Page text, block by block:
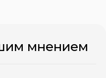
мнением